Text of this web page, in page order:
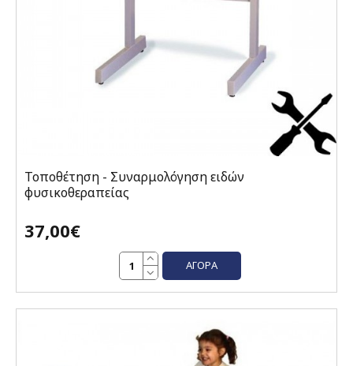
Τοποθέτηση - Συναρμολόγηση ειδών
φυσικοθεραπείας
37,00€
ΑΓΟΡΆ